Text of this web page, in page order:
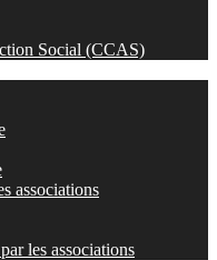
Social (CCAS)
associations
les associations